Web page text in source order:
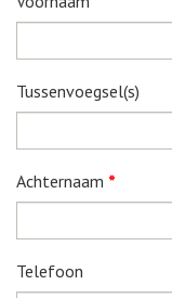
Tussenvoegsel(s)
Achternaam *
Telefoon